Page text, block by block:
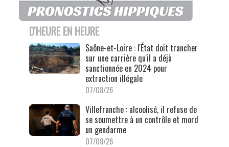
D'HEURE EN HEURE
Saône-et-Loire : l'État doit trancher
sur une carrière qu'il a déjà
sanctionnée en 2024 pour
extraction illégale
07/08/26
Villefranche : alcoolisé, il refuse de
se soumettre à un contrôle et mord
un gendarme
07/08/26